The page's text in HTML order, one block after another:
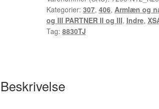
Peugeot
8830TJ
antal
Kategorier: 307, 406, Armlæn og
og III PARTNER II og III, Indre,
Tag: 8830TJ
Beskrivelse